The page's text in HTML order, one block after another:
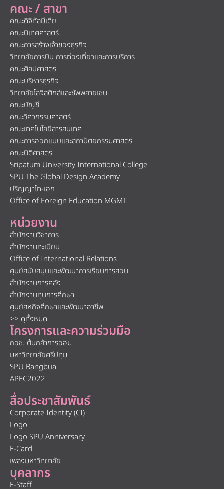
คณะ / สาขา
คณะดิจิทัลมีเดีย
คณะนิเทศศาสตร์
คณะการสร้างเจ้าของธุรกิจ
วิทยาลัยการบิน การท่องเที่ยวและการบริการ
คณะศิลปศาสตร์
คณะบริหารธุรกิจ
วิทยาลัยโลจิสติกส์และซัพพลายเชน
คณะบัญชี
คณะวิศวกรรมศาสตร์
คณะเทคโนโลยีสารสนเทศ
คณะการออกแบบและสถาปัตยกรรมศาสตร์
คณะนิติศาสตร์
Sripatum University International College
SPU The Global Design Academy
ปริญญาโท-เอก
Office of Foreign Education MGMT
หน่วยงาน
สำนักงานวิชาการ
สำนักงานทะเบียน
Office of International Relations
ศูนย์สนับสนุนและพัฒนาการเรียนการสอน
สำนักงานการคลัง
สำนักงานทุนการศึกษา
ศูนย์สหกิจศึกษาและพัฒนาอาชีพ
>> ดูทั้งหมด
โครงการและความร่วมมือ
กอช. ต้นกล้าการออม
มหาวิทยาลัยศรีปทุม
SPU Bangbua
APEC2022
สื่อประชาสัมพันธ์
Corporate Identity (CI)
Logo
Logo SPU Anniversary
E-Card
เพลงมหาวิทยาลัย
บุคลากร
E-Staff